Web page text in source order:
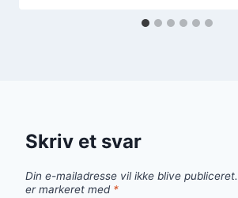
Skriv et svar
Din e-mailadresse vil ikke blive publiceret.
er markeret med *